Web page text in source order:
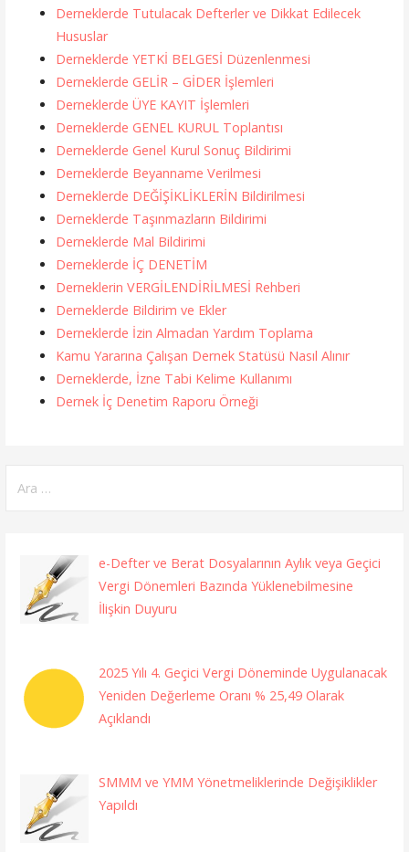
Derneklerde Tutulacak Defterler ve Dikkat Edilecek
Hususlar
Derneklerde YETKİ BELGESİ Düzenlenmesi
Derneklerde GELİR – GİDER İşlemleri
Derneklerde ÜYE KAYIT İşlemleri
Derneklerde GENEL KURUL Toplantısı
Derneklerde Genel Kurul Sonuç Bildirimi
Derneklerde Beyanname Verilmesi
Derneklerde DEĞİŞİKLİKLERİN Bildirilmesi
Derneklerde Taşınmazların Bildirimi
Derneklerde Mal Bildirimi
Derneklerde İÇ DENETİM
Derneklerin VERGİLENDİRİLMESİ Rehberi
Derneklerde Bildirim ve Ekler
Derneklerde İzin Almadan Yardım Toplama
Kamu Yararına Çalışan Dernek Statüsü Nasıl Alınır
Derneklerde, İzne Tabi Kelime Kullanımı
Dernek İç Denetim Raporu Örneği
e-Defter ve Berat Dosyalarının Aylık veya Geçici
Vergi Dönemleri Bazında Yüklenebilmesine
İlişkin Duyuru
2025 Yılı 4. Geçici Vergi Döneminde Uygulanacak
Yeniden Değerleme Oranı % 25,49 Olarak
Açıklandı
SMMM ve YMM Yönetmeliklerinde Değişiklikler
Yapıldı